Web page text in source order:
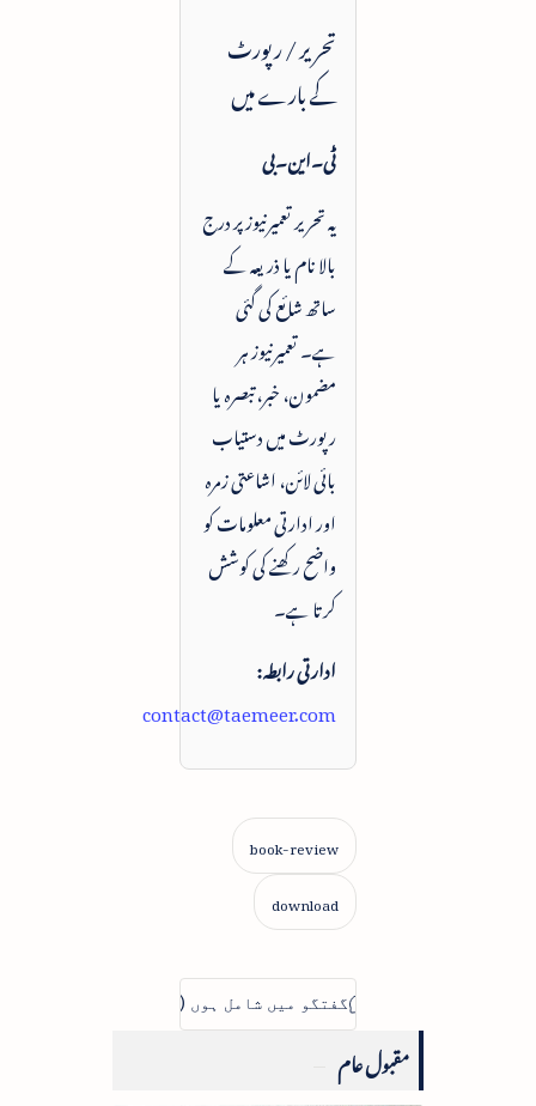
تحریر / رپورٹ
کے بارے میں
ٹی۔این۔بی
یہ تحریر تعمیرنیوز پر درج
بالا نام یا ذریعہ کے
ساتھ شائع کی گئی
ہے۔ تعمیرنیوز ہر
مضمون، خبر، تبصرہ یا
رپورٹ میں دستیاب
بائی لائن، اشاعتی زمرہ
اور ادارتی معلومات کو
واضح رکھنے کی کوشش
کرتا ہے۔
ادارتی رابطہ:
contact@taemeer.com
مقبول عام